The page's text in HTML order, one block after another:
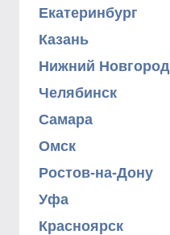
Екатеринбург
Казань
Нижний Новгород
Челябинск
Самара
Омск
Ростов-на-Дону
Уфа
Красноярск